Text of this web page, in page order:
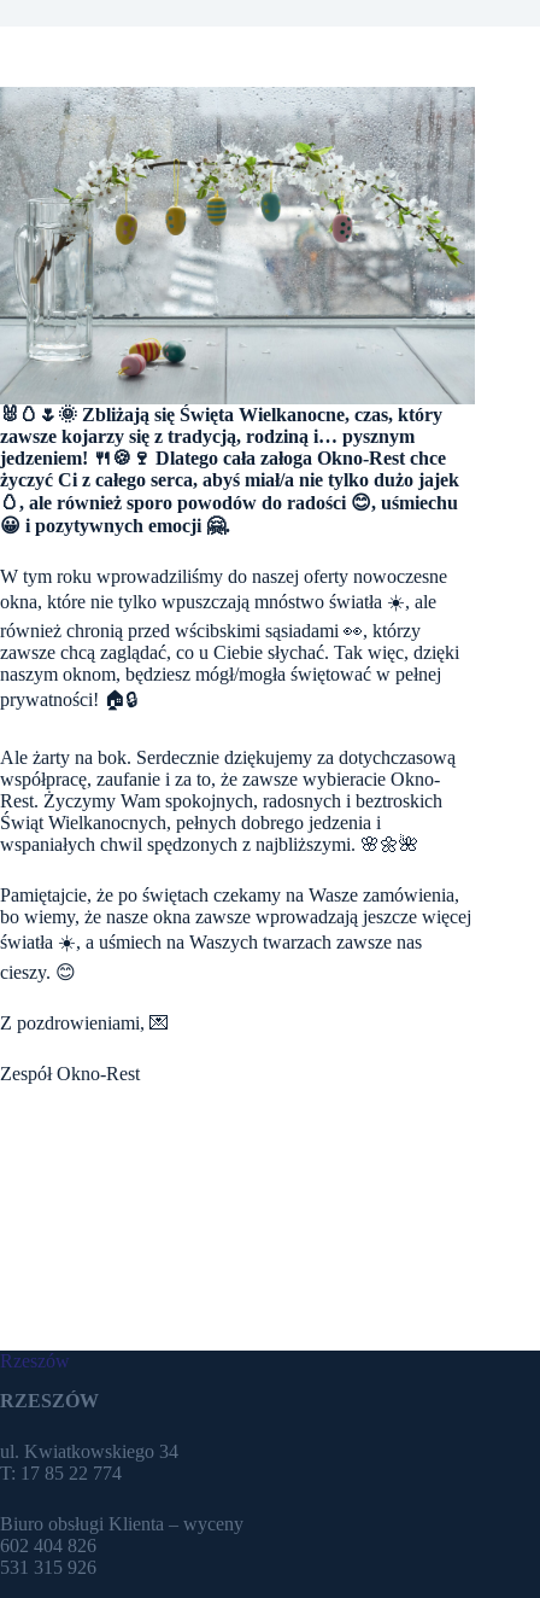
🐰🥚🌷🌞 Zbliżają się Święta Wielkanocne, czas, który
zawsze kojarzy się z tradycją, rodziną i… pysznym
jedzeniem! 🍴🍪🍷 Dlatego cała załoga Okno-Rest chce
życzyć Ci z całego serca, abyś miał/a nie tylko dużo jajek
🥚, ale również sporo powodów do radości 😊, uśmiechu
😀 i pozytywnych emocji 🤗.
W tym roku wprowadziliśmy do naszej oferty nowoczesne
okna, które nie tylko wpuszczają mnóstwo światła ☀️, ale
również chronią przed wścibskimi sąsiadami 👀, którzy
zawsze chcą zaglądać, co u Ciebie słychać. Tak więc, dzięki
naszym oknom, będziesz mógł/mogła świętować w pełnej
prywatności! 🏠🔒
Ale żarty na bok. Serdecznie dziękujemy za dotychczasową
współpracę, zaufanie i za to, że zawsze wybieracie Okno-
Rest. Życzymy Wam spokojnych, radosnych i beztroskich
Świąt Wielkanocnych, pełnych dobrego jedzenia i
wspaniałych chwil spędzonych z najbliższymi. 🌸🌼🌺
Pamiętajcie, że po świętach czekamy na Wasze zamówienia,
bo wiemy, że nasze okna zawsze wprowadzają jeszcze więcej
światła ☀️, a uśmiech na Waszych twarzach zawsze nas
cieszy. 😊
Z pozdrowieniami, 💌
Zespół Okno-Rest
Rzeszów
RZESZÓW
ul. Kwiatkowskiego 34
T: 17 85 22 774
Biuro obsługi Klienta – wyceny
602 404 826
531 315 926